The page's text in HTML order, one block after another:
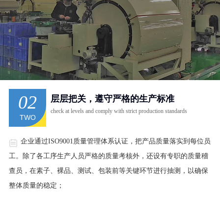
02
TWO
层层把关，遵守严格的生产标准
check at levels and comply with strict production standards
企业通过ISO9001质量管理体系认证，把产品质量落实到每位员
工。除了各工序生产人员严格的质量考核外，还设有专职的质量稽
查员，在素子、裸品、测试、包装前等关键环节进行抽测，以确保
整体质量的稳定；